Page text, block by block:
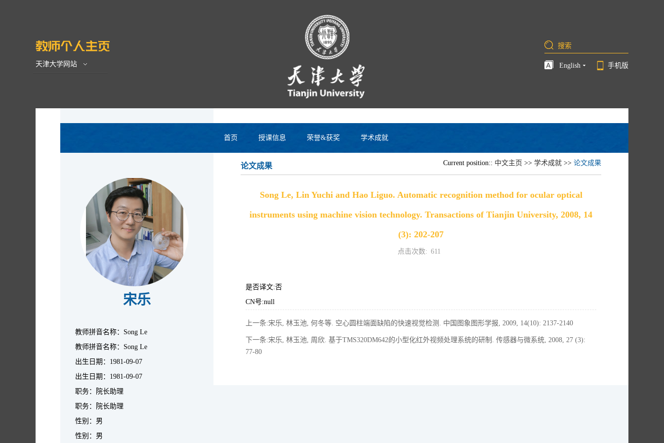
天津大学网站 English 手机版
首页 授课信息 荣誉&获奖 学术成就
宋乐
教师拼音名称：Song Le
教师拼音名称：Song Le
出生日期：1981-09-07
出生日期：1981-09-07
职务：院长助理
职务：院长助理
性别：男
性别：男
论文成果 Current position:: 中文主页 >> 学术成就 >> 论文成果
Song Le, Lin Yuchi and Hao Liguo. Automatic recognition method for ocular optical
instruments using machine vision technology. Transactions of Tianjin University, 2008, 14
(3): 202-207
点击次数: 611
是否译文:否
CN号:null
上一条:宋乐, 林玉池, 何冬等. 空心圆柱端面缺陷的快速视觉检测. 中国图象图形学报, 2009, 14(10): 2137-2140
下一条:宋乐, 林玉池, 周欣. 基于TMS320DM642的小型化红外视频处理系统的研制. 传感器与微系统, 2008, 27 (3):
77-80